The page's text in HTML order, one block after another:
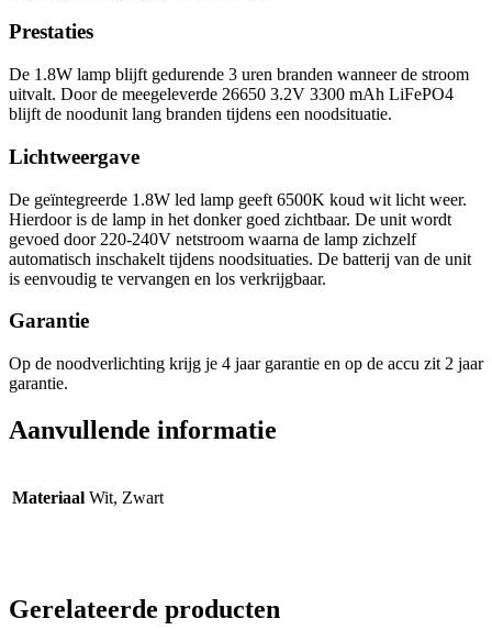
Prestaties
De 1.8W lamp blijft gedurende 3 uren branden wanneer de stroom
uitvalt. Door de meegeleverde 26650 3.2V 3300 mAh LiFePO4
blijft de noodunit lang branden tijdens een noodsituatie.
Lichtweergave
De geïntegreerde 1.8W led lamp geeft 6500K koud wit licht weer.
Hierdoor is de lamp in het donker goed zichtbaar. De unit wordt
gevoed door 220-240V netstroom waarna de lamp zichzelf
automatisch inschakelt tijdens noodsituaties. De batterij van de unit
is eenvoudig te vervangen en los verkrijgbaar.
Garantie
Op de noodverlichting krijg je 4 jaar garantie en op de accu zit 2 jaar
garantie.
Aanvullende informatie
Materiaal Wit, Zwart
Gerelateerde producten